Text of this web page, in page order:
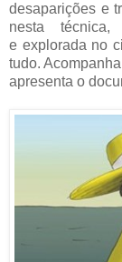
desaparições e
nesta técnica,
e explorada no
tudo.
apresenta o